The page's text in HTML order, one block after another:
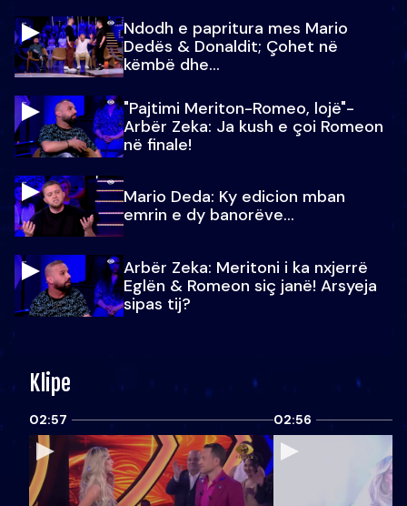
Ndodh e papritura mes Mario
Dedës & Donaldit; Çohet në
këmbë dhe...
"Pajtimi Meriton-Romeo, lojë"-
Arbër Zeka: Ja kush e çoi Romeon
në finale!
Mario Deda: Ky edicion mban
emrin e dy banorëve...
Arbër Zeka: Meritoni i ka nxjerrë
Eglën & Romeon siç janë! Arsyeja
sipas tij?
Klipe
02:57 02:56